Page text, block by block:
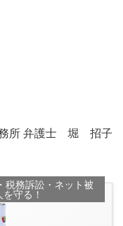
務所 弁護士 堀 招子
税務訴訟・ネット被
守る！